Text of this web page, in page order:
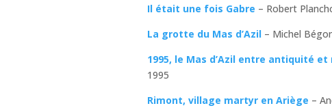
Il était une fois Gabre – Robert
La grotte du Mas d’Azil – Michel
1995, le Mas d’Azil entre antiquité
1995
Rimont, village martyr en Ariège –